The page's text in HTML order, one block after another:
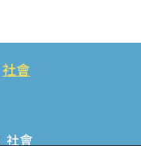
社會
社會